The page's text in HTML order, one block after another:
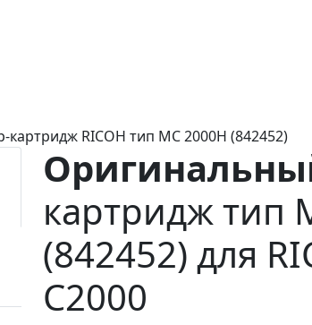
картридж RICOH тип MC 2000H (842452)
картридж тип
(842452) для
C2000